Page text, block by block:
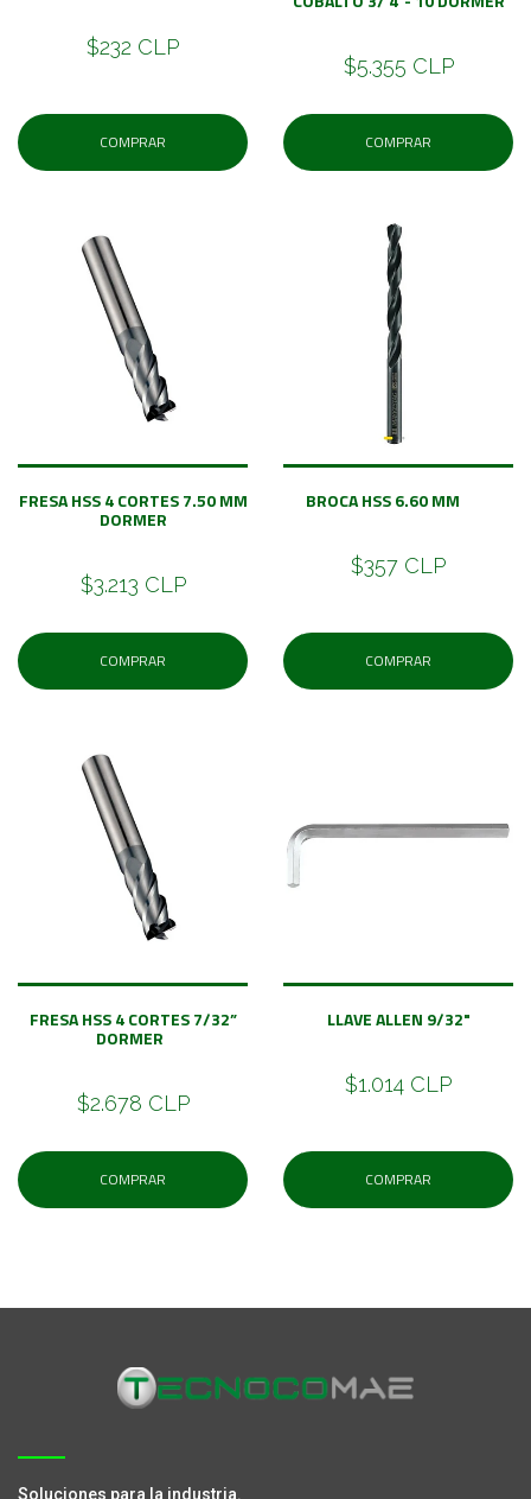
$232 CLP
COMPRAR
$5.355 CLP
COMPRAR
FRESA HSS 4 CORTES 7.50 MM
DORMER
$3.213 CLP
COMPRAR
BROCA HSS 6.60 MM
$357 CLP
COMPRAR
FRESA HSS 4 CORTES 7/32”
DORMER
$2.678 CLP
COMPRAR
LLAVE ALLEN 9/32"
$1.014 CLP
COMPRAR
Soluciones para la industria.